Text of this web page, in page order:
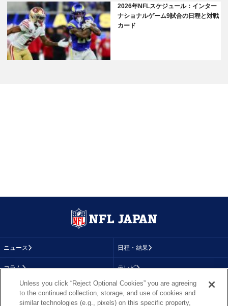
2026年NFLスケジュール：インター
ナショナルゲーム9試合の日程と対戦
カード
ニュース 日程・結果
コラム テレビ
画像
Unless you click “Reject Optional Cookies” you are agreeing
to the continued collection, storage, and use of cookies and
similar technologies (e.g., pixels) on this specific property,